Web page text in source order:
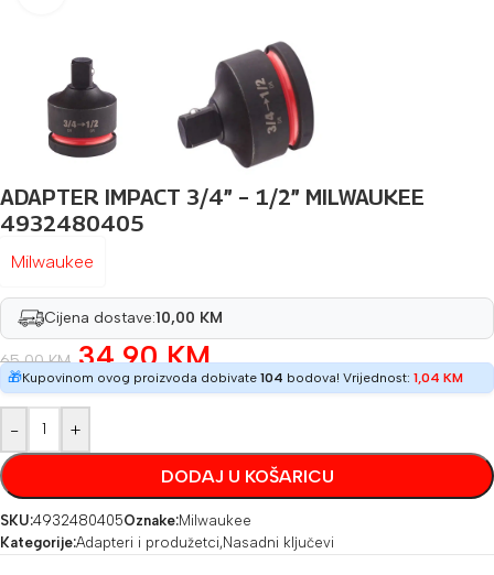
ADAPTER IMPACT 3/4” – 1/2” MILWAUKEE
4932480405
Milwaukee
Cijena dostave:10,00 KM
65,00KM 34,90KM
🎁Kupovinom ovog proizvoda dobivate 104 bodova! Vrijednost: 1,04 KM
- +
DODAJ U KOŠARICU
SKU:4932480405Oznake:Milwaukee
Kategorije:Adapteri i produžetci,Nasadni ključevi